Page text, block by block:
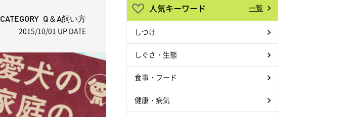
CATEGORY Q＆A飼い方
2015/10/01 UP DATE
人気キーワード 一覧
しつけ
しぐさ・生態
食事・フード
健康・病気